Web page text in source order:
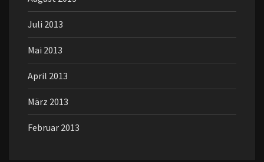
Juli 2013
Mai 2013
April 2013
März 2013
Februar 2013